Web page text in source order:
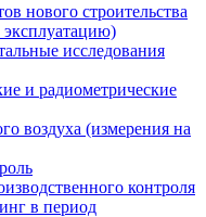
нового строительства
исследования
и радиометрические
воздуха (измерения на
контроля
в период